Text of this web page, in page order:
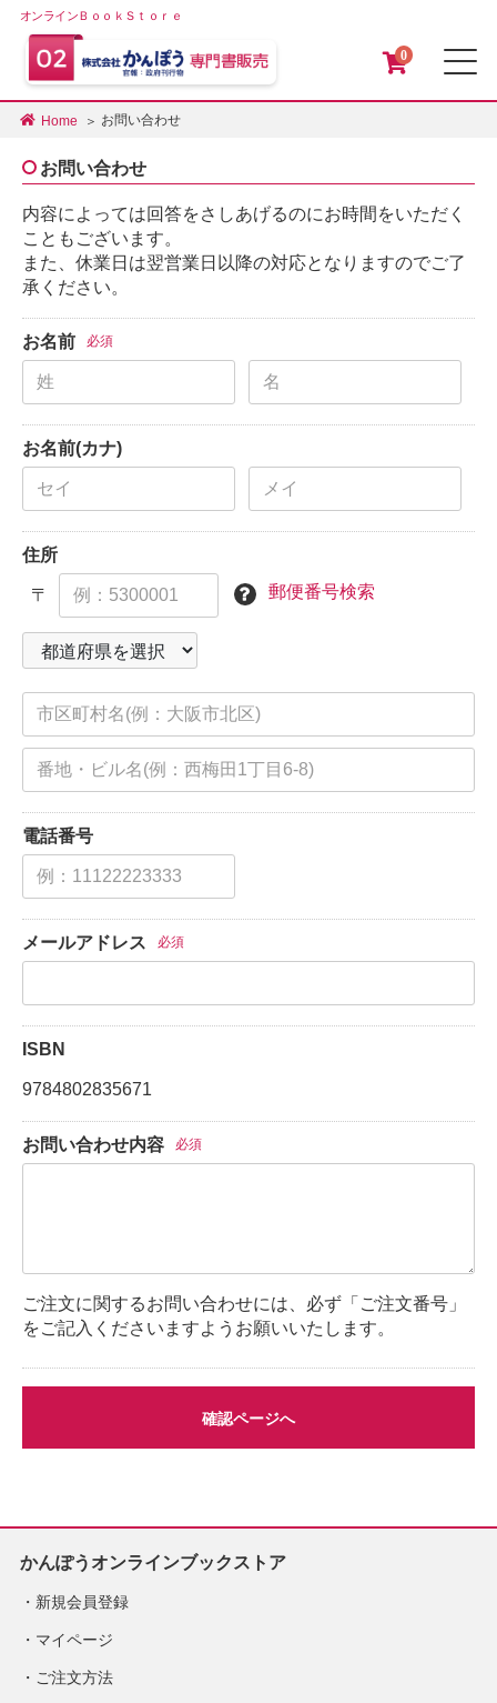
オンラインＢｏｏｋＳｔｏｒｅ
0
Home お問い合わせ
お問い合わせ
内容によっては回答をさしあげるのにお時間をいただく
こともございます。
また、休業日は翌営業日以降の対応となりますのでご了
承ください。
お名前 必須
お名前(カナ)
住所
〒 郵便番号検索
電話番号
メールアドレス 必須
ISBN
9784802835671
お問い合わせ内容 必須
ご注文に関するお問い合わせには、必ず「ご注文番号」
をご記入くださいますようお願いいたします。
確認ページへ
かんぽうオンラインブックストア
新規会員登録
マイページ
ご注文方法